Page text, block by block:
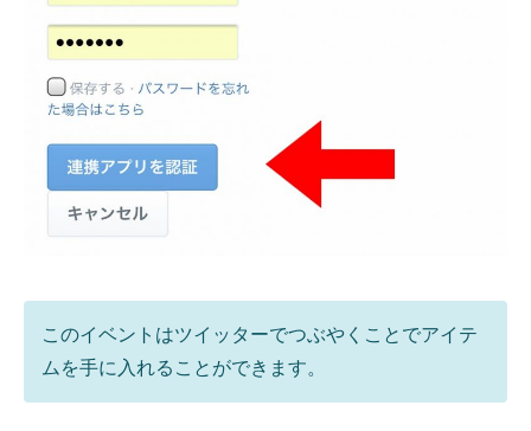
このイベントはツイッターでつぶやくことでアイテ
ムを手に入れることができます。